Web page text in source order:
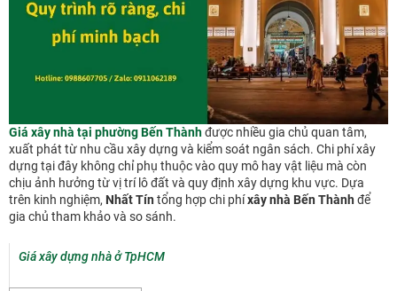
Giá xây nhà tại phường Bến Thànhđược nhiều gia chủ quan tâm,
xuất phát từ nhu cầu xây dựng và kiểm soát ngân sách. Chi phí xây
dựng tại đây không chỉ phụ thuộc vào quy mô hay vật liệu mà còn
chịu ảnh hưởng từ vị trí lô đất và quy định xây dựng khu vực. Dựa
trên kinh nghiệm, Nhất Tín tổng hợp chi phíxây nhà Bến Thành để
gia chủ tham khảo và so sánh.
Giá xây dựng nhà ở TpHCM